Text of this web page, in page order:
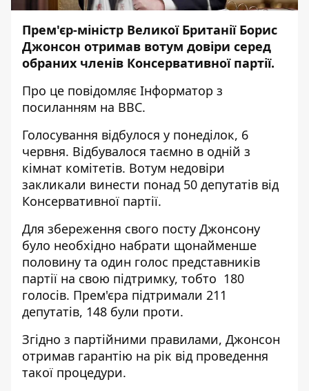
Прем'єр-міністр Великої Британії Борис
Джонсон отримав вотум довіри серед
обраних членів Консервативної партії.
Про це повідомляє Інформатор з
посиланням на BBC.
Голосування відбулося у понеділок, 6
червня. Відбувалося таємно в одній з
кімнат комітетів. Вотум недовіри
закликали винести понад 50 депутатів від
Консервативної партії.
Для збереження свого посту Джонсону
було необхідно набрати щонайменше
половину та один голос представників
партії на свою підтримку, тобто 180
голосів. Прем'єра підтримали 211
депутатів, 148 були проти.
Згідно з партійними правилами, Джонсон
отримав гарантію на рік від проведення
такої процедури.